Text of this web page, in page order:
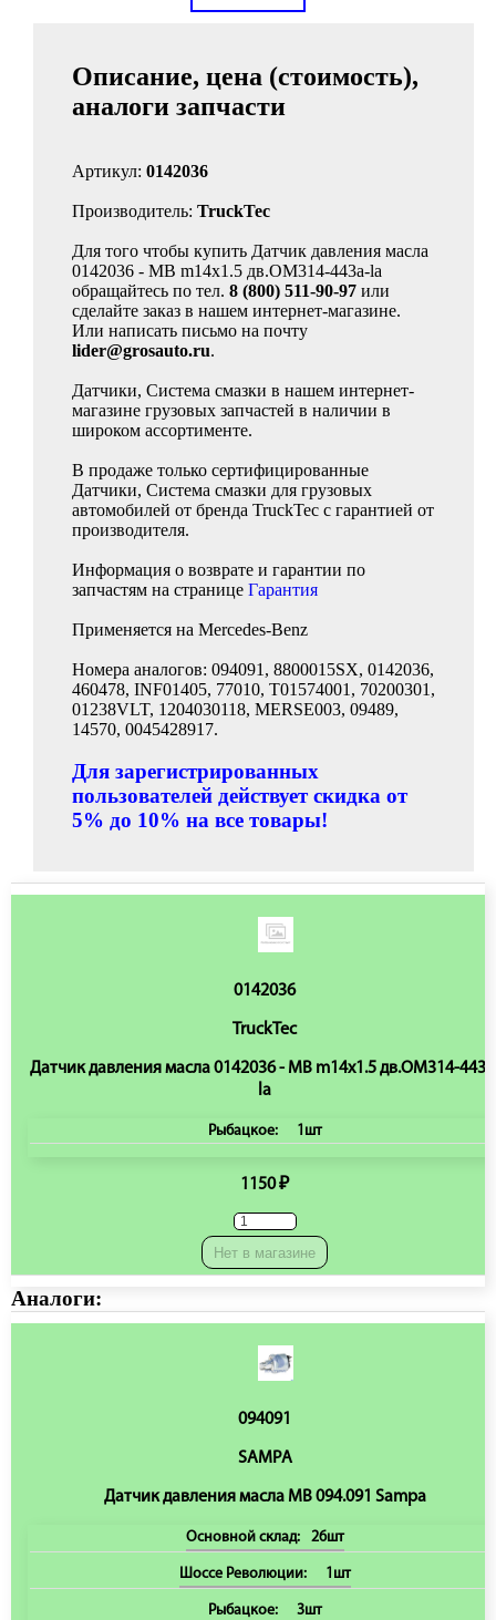
Описание, цена (стоимость),
аналоги запчасти
Артикул: 0142036
Производитель: TruckTec
Для того чтобы купить Датчик давления масла
0142036 - MB m14x1.5 дв.OM314-443a-la
обращайтесь по тел. 8 (800) 511-90-97 или
сделайте заказ в нашем интернет-магазине.
Или написать письмо на почту
lider@grosauto.ru.
Датчики, Система смазки в нашем интернет-
магазине грузовых запчастей в наличии в
широком ассортименте.
В продаже только сертифицированные
Датчики, Система смазки для грузовых
автомобилей от бренда TruckTec с гарантией от
производителя.
Информация о возврате и гарантии по
запчастям на странице Гарантия
Применяется на Mercedes-Benz
Номера аналогов: 094091, 8800015SX, 0142036,
460478, INF01405, 77010, T01574001, 70200301,
01238VLT, 1204030118, MERSE003, 09489,
14570, 0045428917.
Для зарегистрированных
пользователей действует скидка от
5% до 10% на все товары!
0142036
TruckTec
Датчик давления масла 0142036 - MB m14x1.5 дв.OM314-
la
Рыбацкое: 1шт
1150 ₽
Нет в магазине
Аналоги:
094091
SAMPA
Датчик давления масла MB 094.091 Sampa
Основной склад: 26шт
Шоссе Революции: 1шт
Рыбацкое: 3шт